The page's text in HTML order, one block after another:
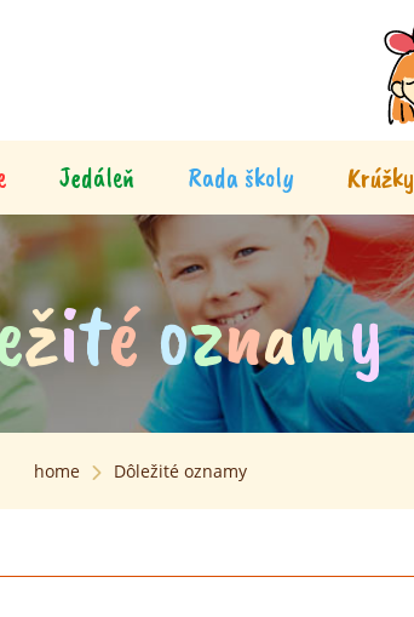
Jedáleň Rada školy Krúžky
žitéoznamy
home Dôležité oznamy